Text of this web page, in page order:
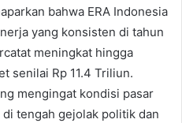
bahwa ERA Indonesia
yang konsisten di tahun
meningkat hingga
senilai Rp 11.4 Triliun.
mengingat kondisi pasar
tengah gejolak politik dan